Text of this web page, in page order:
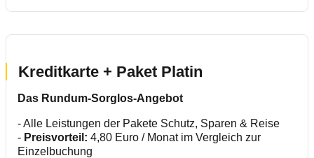
Kreditkarte + Paket Platin
Das Rundum-Sorglos-Angebot
- Alle Leistungen der Pakete Schutz, Sparen & Reise
- Preisvorteil: 4,80 Euro / Monat im Vergleich zur
Einzelbuchung